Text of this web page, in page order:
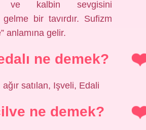
ve kalbin sevgisini
bir tavırdır. Sufizm
anlamına gelir.
ne demek?
satılan, Işveli, Edali
ne demek?